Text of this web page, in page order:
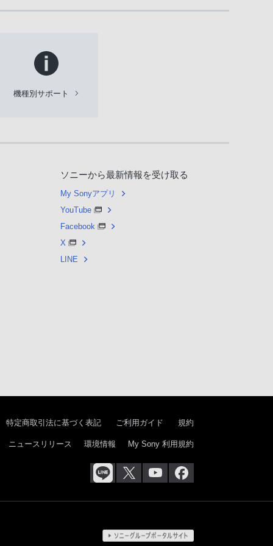
機種別サポート
ソニーから最新情報を受け取る
My Sonyアプリ
YouTube
Facebook
X
LINE
特定商取引法に基づく表記 ご利用ガイド 規約
ニュースリリース 環境情報 My Sony 利用規約